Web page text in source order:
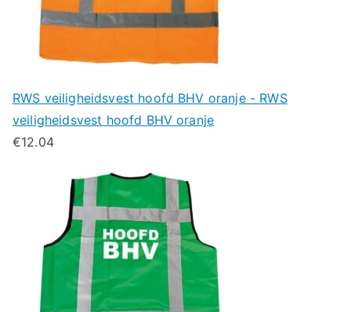
RWS veiligheidsvest hoofd BHV oranje - RWS
veiligheidsvest hoofd BHV oranje
€12.04